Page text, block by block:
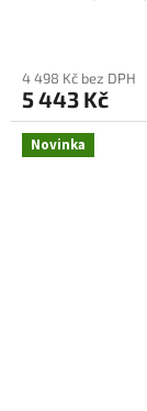
telefonu/
4 498 Kč bez DPH
5 443 Kč
Novinka